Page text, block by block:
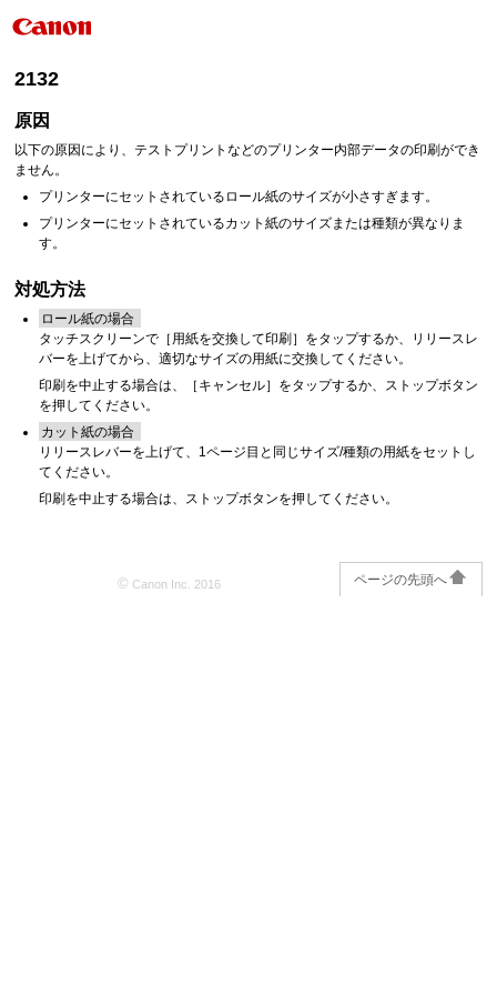
2132
原因
以下の原因により、テストプリントなどのプリンター内部データの印刷ができ
ません。
プリンターにセットされているロール紙のサイズが小さすぎます。
プリンターにセットされているカット紙のサイズまたは種類が異なりま
す。
対処方法
ロール紙の場合
タッチスクリーンで ［ 用紙を交換して印刷］ をタップするか、
リリースレ
バーを上げてから、適切なサイズの用紙に交換してください。
印刷を中止する場合は、
［ キャンセル］ をタップするか、 ストップボタン
を押してください。
カット紙の場合
リリースレバーを上げて、1ページ目と同じサイズ/種類の用紙をセットし
てください。
印刷を中止する場合は、
ストップボタンを押してください。
ページの先頭へ
© Canon Inc. 2016